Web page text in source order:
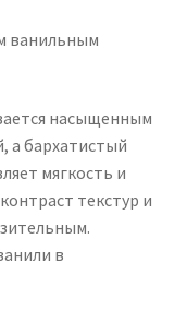
ванильным
насыщенным
а бархатистый
мягкость и
текстур и
в